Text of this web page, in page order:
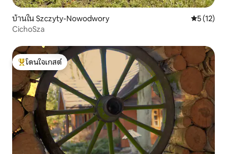
บ้านใน Szczyty-Nowodwory คะแนนเฉลี่
5 (12)
CichoSza
โดนใจเกสต์ที่สุด
โดนใจเกสต์